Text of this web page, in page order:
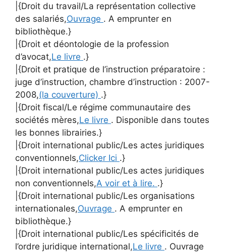
|{Droit du travail/La représentation collective
des salariés,Ouvrage . A emprunter en
bibliothèque.}
|{Droit et déontologie de la profession
d’avocat,Le livre .}
|{Droit et pratique de l’instruction préparatoire :
juge d’instruction, chambre d’instruction : 2007-
2008,(la couverture) .}
|{Droit fiscal/Le régime communautaire des
sociétés mères,Le livre . Disponible dans toutes
les bonnes librairies.}
|{Droit international public/Les actes juridiques
conventionnels,Clicker Ici .}
|{Droit international public/Les actes juridiques
non conventionnels,A voir et à lire. .}
|{Droit international public/Les organisations
internationales,Ouvrage . A emprunter en
bibliothèque.}
|{Droit international public/Les spécificités de
l’ordre juridique international,Le livre . Ouvrage